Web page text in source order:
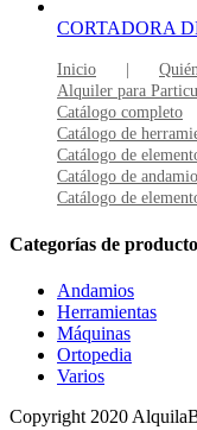
CORTADORA
Inicio
Alquiler para
Catálogo completo
Catálogo de
Catálogo de
Catálogo de
Catálogo de
Categorías de producto
Andamios
Herramientas
Máquinas
Ortopedia
Varios
Copyright 2020